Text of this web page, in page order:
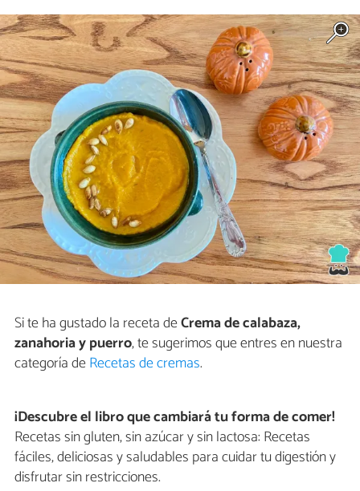
Si te ha gustado la receta deCrema de calabaza,
zanahoria y puerro, te sugerimos que entres en nuestra
categoría deRecetas de cremas.
¡Descubre el libro que cambiará tu forma de comer!
Recetas sin gluten, sin azúcar y sin lactosa: Recetas
fáciles, deliciosas y saludables para cuidar tu digestión y
disfrutar sin restricciones.